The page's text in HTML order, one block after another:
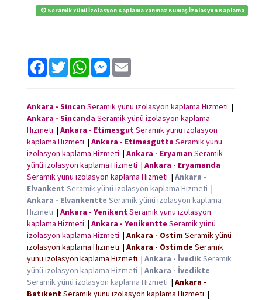
Seramik Yünü İzolasyon Kaplama Yanmaz Kumaş İzolasyon Kaplama
F
o
o
k
T
w
e
r
W
A
p
p
M
n
g
e
Ankara - SincanSeramik yünü izolasyon kaplama Hizmeti |
Ankara - Sincanda Seramik yünü izolasyon kaplama
Hizmeti | Ankara - EtimesgutSeramik yünü izolasyon
kaplama Hizmeti | Ankara - Etimesgutta Seramik yünü
izolasyon kaplama Hizmeti | Ankara - EryamanSeramik
yünü izolasyon kaplama Hizmeti | Ankara - Eryamanda
Seramik yünü izolasyon kaplama Hizmeti | Ankara -
Elvankent Seramik yünü izolasyon kaplama Hizmeti |
Ankara - Elvankentte Seramik yünü izolasyon kaplama
Hizmeti | Ankara - YenikentSeramik yünü izolasyon
kaplama Hizmeti | Ankara - Yenikentte Seramik yünü
izolasyon kaplama Hizmeti | Ankara - OstimSeramik yünü
izolasyon kaplama Hizmeti | Ankara - Ostimde Seramik
yünü izolasyon kaplama Hizmeti | Ankara - İvedikSeramik
yünü izolasyon kaplama Hizmeti | Ankara - İvedikte
Seramik yünü izolasyon kaplama Hizmeti | Ankara -
BatıkentSeramik yünü izolasyon kaplama Hizmeti |